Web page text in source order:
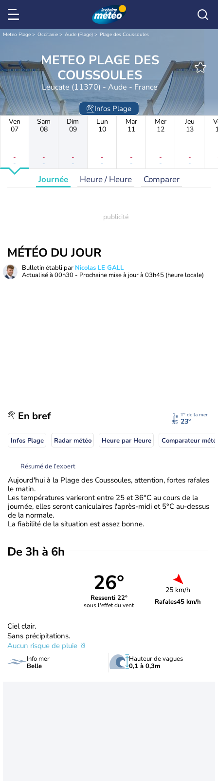
Meteo Plage Occitanie Aude (Plage) Plage des Coussoules
METEO PLAGE DES
COUSSOULES
Leucate (11370) - Aude - France
Infos Plage
Ven
07
-
-
Sam
08
-
-
Dim
09
-
-
Lun
10
-
-
Mar
11
-
-
Mer
12
-
-
Jeu
13
-
-
Journée Heure / Heure Comparer
MÉTÉO DU JOUR
Bulletin établi par Nicolas LE GALL
Actualisé à 00h30 - Prochaine mise à jour à 03h45 (heure locale)
En bref T° de la mer
23°
Infos Plage Radar météo Heure par Heure Comparateur
Résumé de l’expert
Aujourd'hui à la Plage des Coussoules, attention, fortes rafales
le matin.
Les températures varieront entre 25 et 36°C au cours de la
journée, elles seront caniculaires l'après-midi et 5°C au-dessus
de la normale.
La fiabilité de la situation est assez bonne.
De 3h à 6h
26°
Ressenti 22°
sous l'effet du vent
25 km/h
Rafales45 km/h
Ciel clair.
Sans précipitations.
Aucun risque de pluie
Info mer
Belle
Hauteur de vagues
0,1 à 0,3m